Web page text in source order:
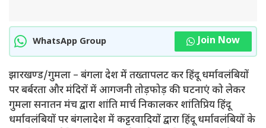
WhatsApp Group Join Now
झारखण्ड/गुमला – बंगला देश में तख्तापलट कर हिंदू धर्मावलंबियों
पर बर्बरता और मंदिरों में आगजनी तोड़फोड़ की घटनाएं को लेकर
गुमला सनातन मंच द्वारा शांति मार्च निकालकर शांतिप्रिय हिंदू
धर्मावलंबियों पर बंगलादेश में कट्टरवादियों द्वारा हिंदू धर्मावलंबियों के